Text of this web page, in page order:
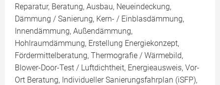
Reparatur, Beratung, Ausbau, Neueindeckung,
Dämmung / Sanierung, Kern- / Einblasdämmung,
Innendämmung, Außendämmung,
Hohlraumdämmung, Erstellung Energiekonzept,
Fördermittelberatung, Thermografie / Wärmebild,
Blower-Door-Test / Luftdichtheit, Energieausweis, Vor-
Ort Beratung, Individueller Sanierungsfahrplan (iSFP),